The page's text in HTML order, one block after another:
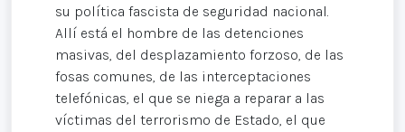
su política fascista de seguridad nacional.
Allí está el hombre de las detenciones
masivas, del desplazamiento forzoso, de las
fosas comunes, de las interceptaciones
telefónicas, el que se niega a reparar a las
víctimas del terrorismo de Estado, el que